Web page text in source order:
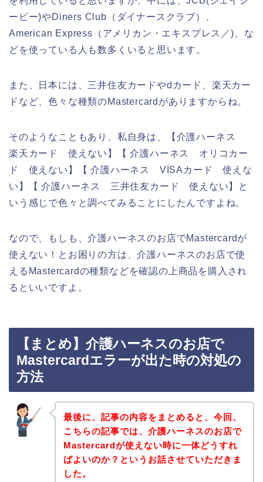
ービー)やDiners Club（ダイナースクラブ）、
American Express（アメリカン・エキスプレス／)、な
どを使っている人も数多くいると思います。
また、日本には、三井住友カードやdカード、楽天カー
ドなど、色々な種類のMastercardがありますからね。
そのようなこともあり、私自身は、【介護ハーネス
楽天カード 使えない】【 介護ハーネス オリコカー
ド 使えない】【 介護ハーネス VISAカード 使えな
い】【 介護ハーネス 三井住友カード 使えない】と
いう感じで色々と調べてみることにしたんですよね。
なので、もしも、介護ハーネスのお店でMastercardが
使えない！とお困りの方は、介護ハーネスのお店で使
えるMastercardの種類などを確認の上商品を購入され
るといいですよ。
【まとめ】介護ハーネスのお店で
Mastercardエラーが出た時の対処の
方法
最後に、記事の内容をまとめると、今回、
こちらの記事では、介護ハーネスのお店で
Mastercardが使えない時に一体どうすれ
ばよいのか？というお話させていただきま
した。